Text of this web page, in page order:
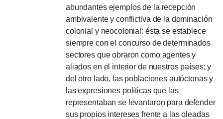
abundantes ejemplos de la recepción
ambivalente y conflictiva de la dominación
colonial y neocolonial: ésta se establece
siempre con el concurso de determinados
sectores que obraron como agentes y
aliados en el interior de nuestros países;y
del otro lado, las poblaciones autóctonas y
las expresiones políticas que las
representaban se levantaron para defender
sus propios intereses frente a las oleadas